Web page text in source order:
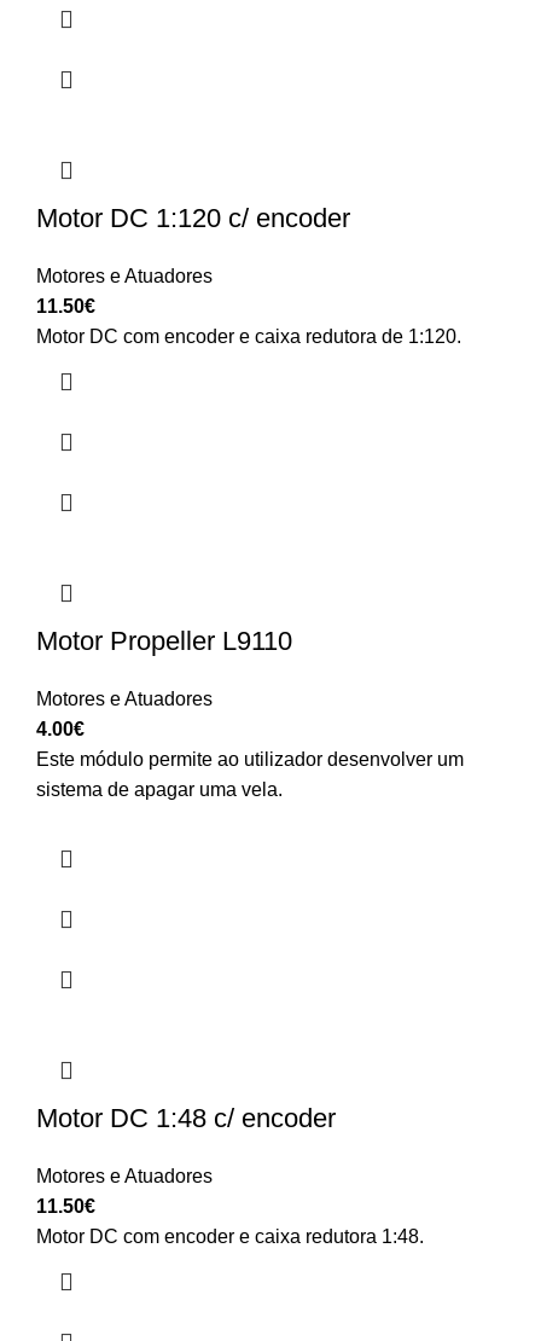
Motor DC 1:120 c/ encoder
Motores e Atuadores
11.50€
Motor DC com encoder e caixa redutora de 1:120.
Motor Propeller L9110
Motores e Atuadores
4.00€
Este módulo permite ao utilizador desenvolver um
sistema de apagar uma vela.
Motor DC 1:48 c/ encoder
Motores e Atuadores
11.50€
Motor DC com encoder e caixa redutora 1:48.